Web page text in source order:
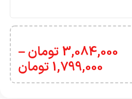
3,084,000 تومان–
1,799,000 تومان